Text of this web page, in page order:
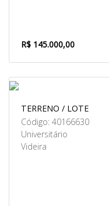
R$ 145.000,00
TERRENO / LOTE
Código: 40166630
Universitário
Videira